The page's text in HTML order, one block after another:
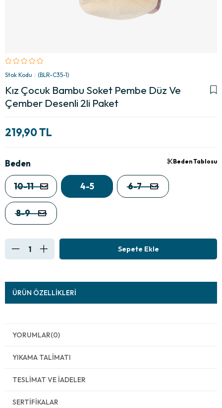
Stok Kodu (BLR-C35-1)
Kız Çocuk Bambu Soket Pembe Düz Ve
Çember Desenli 2li Paket
219,90 TL
Beden
10-11 4-5 6-7
8-9
Beden Tablosu
ÜRÜN ÖZELLIKLERI
YORUMLAR(0)
YIKAMA TALIMATI
TESLIMAT VE İADELER
SERTIFIKALAR